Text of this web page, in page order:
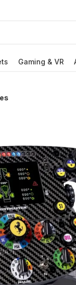
Gaming & VR